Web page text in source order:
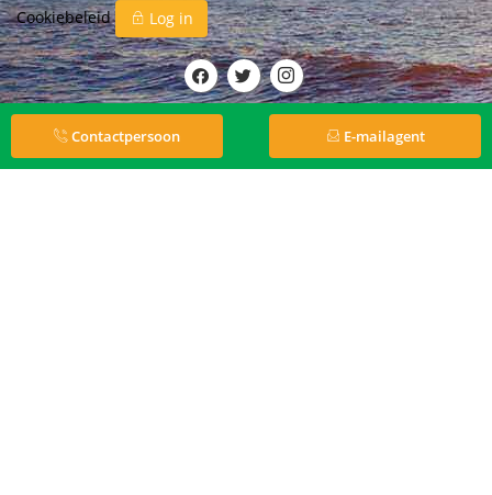
Cookiebeleid
Log in
Contactpersoon E-mailagent